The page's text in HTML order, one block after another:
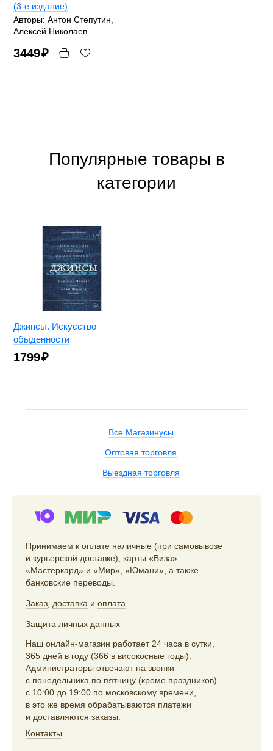
(3-е издание)
Авторы: Антон Степутин,
Алексей Николаев
3449₽
Популярные товары в
категории
Джинсы. Искусство
обыденности
1799₽
Все Магазинусы
Оптовая торговля
Выездная торговля
Принимаем к оплате наличные (при самовывозе
и курьерской доставке), карты «Виза»,
«Мастеркард» и «Мир», «Юмани», а также
банковские переводы.
Заказ, доставка и оплата
Защита личных данных
Наш онлайн-магазин работает 24 часа в сутки,
365 дней в году (366 в високосные годы).
Администраторы отвечают на звонки
с понедельника по пятницу (кроме праздников)
с 10:00 до 19:00 по московскому времени,
в это же время обрабатываются платежи
и доставляются заказы.
Контакты